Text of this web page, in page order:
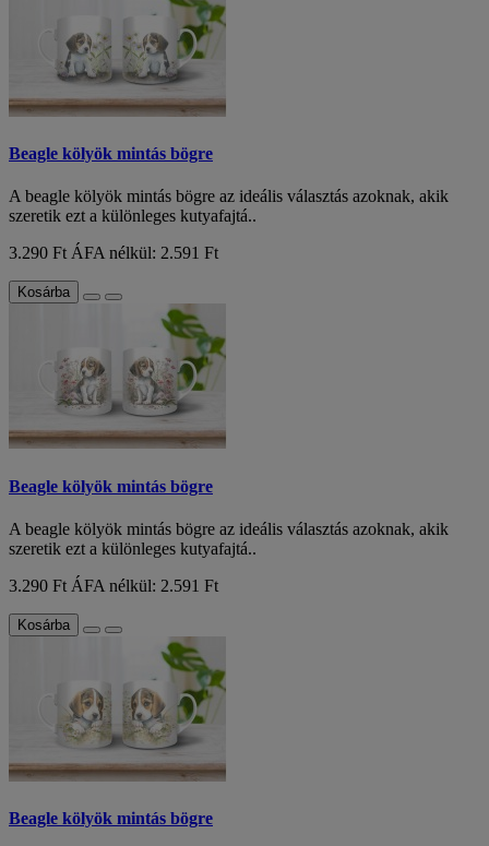
Beagle kölyök mintás bögre
A beagle kölyök mintás bögre az ideális választás azoknak, akik
szeretik ezt a különleges kutyafajtá..
3.290 Ft ÁFA nélkül: 2.591 Ft
Kosárba
Beagle kölyök mintás bögre
A beagle kölyök mintás bögre az ideális választás azoknak, akik
szeretik ezt a különleges kutyafajtá..
3.290 Ft ÁFA nélkül: 2.591 Ft
Kosárba
Beagle kölyök mintás bögre